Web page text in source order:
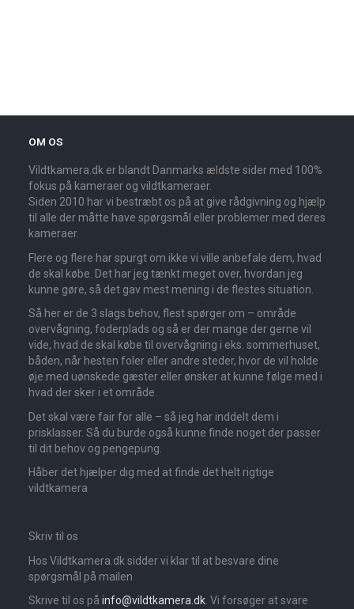
OM OS
Vildtkamera.dk er blandt Danmarks ældste sider med 100%
fokus på kameraer og vildtkameraer.
Siden 2010 har vi bestræbt os på at give rådgivning og hjælp
til alle der måtte have spørgsmål eller problemer med deres
kameraer.
Flere og flere har spurgt om ikke vi ville anbefale dem, hvad
de skal købe. Det har jeg tænkt meget over, hvordan jeg
kunne gøre, så det gav mest mening i de flestes situation.
Så her er de 3 slags behov, flest spørger om – område
overvågning, foderplads og så er der mange der gerne vil
vide, hvad de skal købe til overvågning i eks. sommerhuset,
båden, når hesten foler eller andre steder, hvor de vil holde
øje med uønskede gæster eller ønsker at kunne følge med i
hvad der sker i et område.
Det skal være fair for alle – så jeg har inddelt dem i
prisklasser. Så du burde også kunne finde noget der passer
til dit behov og pengepung.
Håber det hjælper dig med at finde det helt rigtige
vildtkamera
Skriv til os
Hos Vildtkamera.dk sidder vi klar til at besvare dine
spørgsmål på mailen
Skrive til os på info@vildtkamera.dk. Vi forsøger at svare